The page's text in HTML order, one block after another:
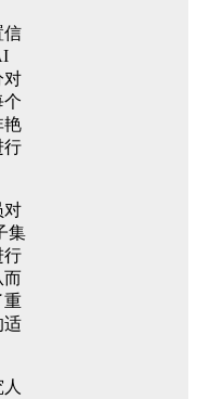
信
对
个
艳
行
对
集
行
而
重
适